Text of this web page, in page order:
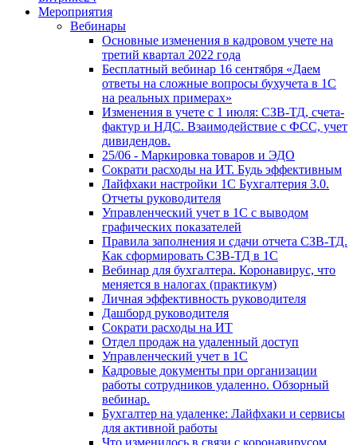
Мероприятия
Вебинары
Основные изменения в кадровом учете на
третий квартал 2022 года
Бесплатный вебинар 16 сентября «Даем
ответы на сложные вопросы бухучета в 1С
на реальных примерах»
Изменения в учете с 1 июля: СЗВ-ТД, счета-
фактур и НДС. Взаимодействие с ФСС, учет
дивидендов.
25/06 - Маркировка товаров и ЭДО
Сократи расходы на ИТ. Будь эффективным
Лайфхаки настройки 1С Бухгалтерия 3.0.
Отчеты руководителя
Управленческий учет в 1С с выводом
графических показателей
Правила заполнения и сдачи отчета СЗВ-ТД.
Как сформировать СЗВ-ТД в 1С
Вебинар для бухгалтера. Коронавирус, что
меняется в налогах (практикум)
Личная эффективность руководителя
Дашборд руководителя
Сократи расходы на ИТ
Отдел продаж на удаленный доступ
Управленческий учет в 1С
Кадровые документы при организации
работы сотрудников удаленно. Обзорный
вебинар.
Бухгалтер на удаленке: Лайфхаки и сервисы
для активной работы
Что изменилось в связи с коронавирусом